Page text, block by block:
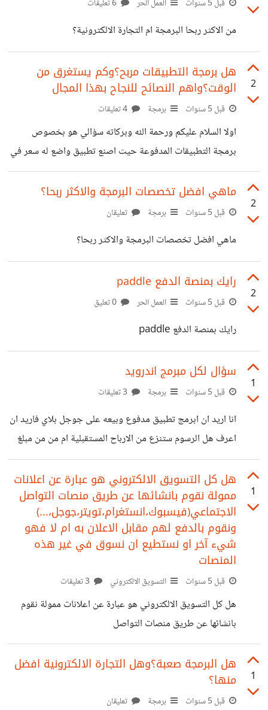
قبل 5 سنوات العمل الحر
من الاكثر ربحا البرمجة ام التجارة الالكترونية؟
2
هل برمجة التطبيقات مربح؟وكم يستغرق من
الوقت؟واهم النصائح للنجاح بهذا المجال
قبل 5 سنوات برمجة
اولا السلام عليكم ورحمة الله وبركاته سؤالي هو بخصوص
برمجة التطبيقات المدفوعة حيث اصنع تطبيق واضع له سعر في
جوجل بلاي فهل هذا مجال مربح وكم يستغرق من الوقت للتعلم
وماهي اللغة المناسبة لهذا المجال واعطوني اهم وافضل النصائح
لكي انجح بهذا المجال وجزاكم الله خيرا
2
ماهي افضل تخصصات البرمجة والاكثر ربحا؟
قبل 5 سنوات برمجة تعليقان
ماهي افضل تخصصات البرمجة والاكثر ربحا؟
2
رايك بمنصة الدفع paddle
قبل 5 سنوات العمل الحر
رايك بمنصة الدفع paddle
1
سؤال لكل مبرمج اندرويد
قبل 5 سنوات برمجة
انا اريد ان ابرمج تطبيق مدفوع وبيعه على جوجل بلاي فاريد ان
اعرف هل الرسوم ستنزع من الارباح المستقبلية ام من من مبلغ
التطبيق اي مبلغ الشراء وكيف ومتى يتم خصمها فارجو التوضيح
وشكرا
1
هل كل التسويق الالكتروني هو عبارة عن اعلانات
ممولة نقوم بانشائها عن طريق منصات التواصل
الاجتماعي(فيسبوك،انستغرام،تويتر،جوجل،...)
ونقوم بالدفع لهم مقابل الاعلان به ام لا فهو
شيء آخر او نستطيع ان نسوق في غير هذه
المنصات
قبل 5 سنوات التسويق الالكتروني
هل كل التسويق الالكتروني هو عبارة عن اعلانات ممولة نقوم
بانشائها عن طريق منصات التواصل
الاجتماعي(فيسبوك،انستغرام،تويتر،جوجل،...) ونقوم بالدفع لهم
مقابل الاعلان به ام لا فهو شيء آخر او نستطيع ان نسوق في
غير هذه المنصات
1
هل البرمجة صعبة؟وهل التجارة الالكترونية افضل
منها؟
قبل 5 سنوات برمجة تعليقان